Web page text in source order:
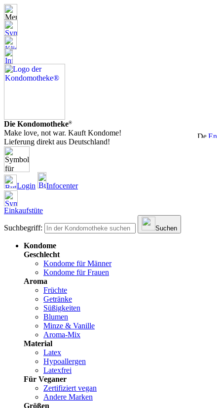
Die Kondomotheke®
Make love, not war. Kauft Kondome!
Lieferung direkt aus Deutschland!
Login Infocenter
Einkaufstüte
Suchbegriff: Suchen
Kondome
Geschlecht
Kondome für Männer
Kondome für Frauen
Aroma
Früchte
Getränke
Süßigkeiten
Blumen
Minze & Vanille
Aroma-Mix
Material
Latex
Hypoallergen
Latexfrei
Für Veganer
Zertifiziert vegan
Andere Marken
Größen